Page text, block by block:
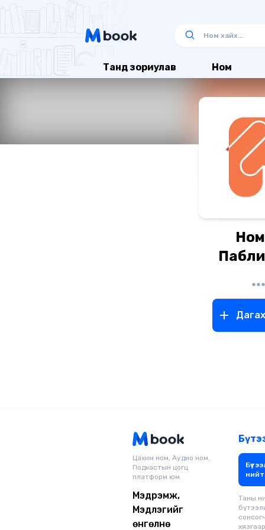
Танд зориулав Ном
Дагах
Цахим ном, Аудио ном,
Подкастын цогц
платформ юм.
Мэдрэмж,
Мэдлэгийг
өнгөлнө
Таны